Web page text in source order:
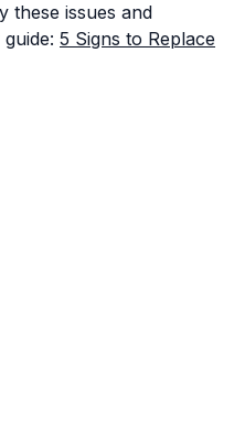
these issues and
5 Signs to Replace